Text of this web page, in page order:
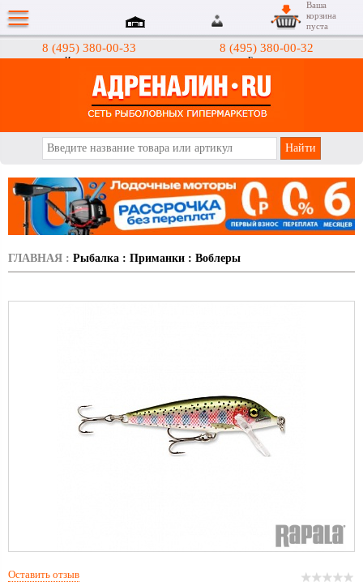
8 (495) 380-00-33
Интернет-магазин
8 (495) 380-00-32
Гипермаркеты
Ваша
корзина
пуста
ГЛАВНАЯ : Рыбалка : Приманки : Воблеры
Оставить отзыв